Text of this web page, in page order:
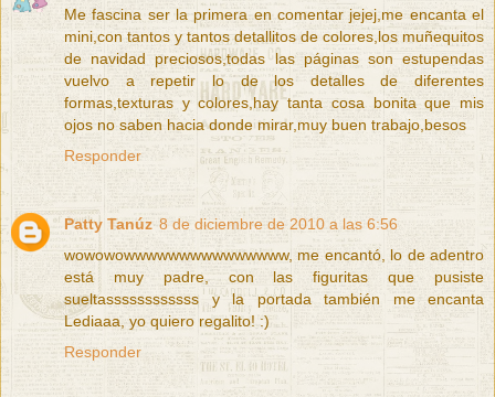
Me fascina ser la primera en comentar jejej,me encanta el
mini,con tantos y tantos detallitos de colores,los muñequitos
de navidad preciosos,todas las páginas son estupendas
vuelvo a repetir lo de los detalles de diferentes
formas,texturas y colores,hay tanta cosa bonita que mis
ojos no saben hacia donde mirar,muy buen trabajo,besos
Responder
Patty Tanúz 8 de diciembre de 2010 a las 6:56
wowowowwwwwwwwwwwwwww, me encantó, lo de adentro
está muy padre, con las figuritas que pusiste
sueltassssssssssss y la portada también me encanta
Lediaaa, yo quiero regalito! :)
Responder